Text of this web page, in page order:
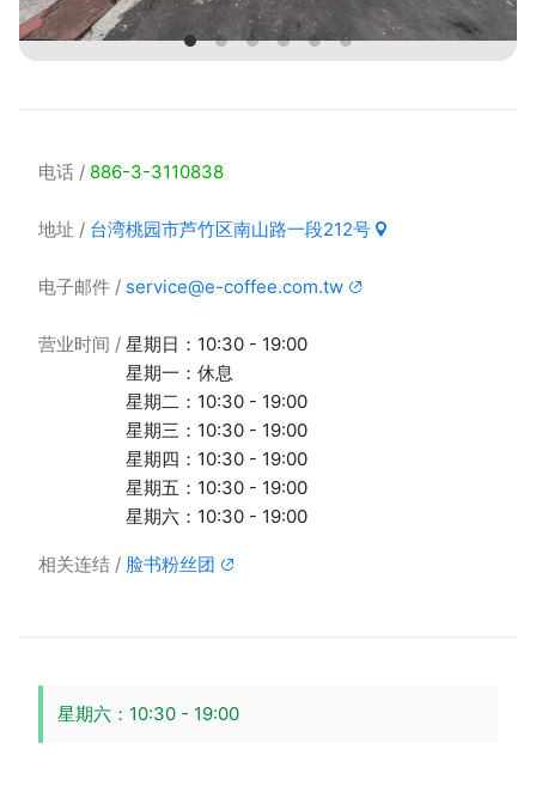
电话 886-3-3110838
地址 台湾桃园市芦竹区南山路一段212号
电子邮件 service@e-coffee.com.tw
营业时间
星期日：10:30 - 19:00
星期一：休息
星期二：10:30 - 19:00
星期三：10:30 - 19:00
星期四：10:30 - 19:00
星期五：10:30 - 19:00
星期六：10:30 - 19:00
相关连结 脸书粉丝团
星期六：10:30 - 19:00